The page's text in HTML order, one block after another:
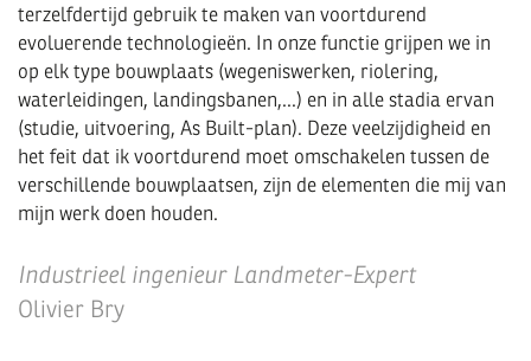
terzelfdertijd gebruik te maken van voortdurend
evoluerende technologieën. In onze functie grijpen we in
op elk type bouwplaats (wegeniswerken, riolering,
waterleidingen, landingsbanen,...) en in alle stadia ervan
(studie, uitvoering, As Built-plan). Deze veelzijdigheid en
het feit dat ik voortdurend moet omschakelen tussen de
verschillende bouwplaatsen, zijn de elementen die mij van
mijn werk doen houden.
Industrieel ingenieur Landmeter-Expert
Olivier Bry